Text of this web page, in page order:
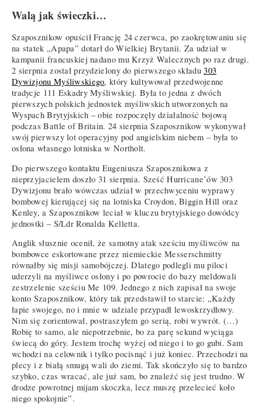
Walą jak świeczki…
Szaposznikow opuścił Francję 24 czerwca, po zaokrętowaniu się
na statek „Apapa” dotarł do Wielkiej Brytanii. Za udział w
kampanii francuskiej nadano mu Krzyż Walecznych po raz drugi.
2 sierpnia został przydzielony do pierwszego składu303
Dywizjonu Myśliwskiego, który kultywował przedwojenne
tradycje 111 Eskadry Myśliwskiej. Była to jedna z dwóch
pierwszych polskich jednostek myśliwskich utworzonych na
Wyspach Brytyjskich – obie rozpoczęły działalność bojową
podczas Battle of Britain. 24 sierpnia Szaposznikow wykonywał
swój pierwszy lot operacyjny pod angielskim niebem – była to
osłona własnego lotniska w Northolt.
Do pierwszego kontaktu Eugeniusza Szaposznikowa z
nieprzyjacielem doszło 31 sierpnia. Sześć Hurricane’ów 303
Dywizjonu brało wówczas udział w przechwyceniu wyprawy
bombowej kierującej się na lotniska Croydon, Biggin Hill oraz
Kenley, a Szaposznikow leciał w kluczu brytyjskiego dowódcy
jednostki – S/Ldr Ronalda Kelletta.
Anglik słusznie ocenił, że samotny atak sześciu myśliwców na
bombowce eskortowane przez niemieckie Messerschmitty
równałby się misji samobójczej. Dlatego podlegli mu piloci
uderzyli na myśliwce osłony i po powrocie do bazy meldowali
zestrzelenie sześciu Me 109. Jednego z nich zapisał na swoje
konto Szaposznikow, który tak przedstawił to starcie: „Każdy
łapie swojego, no i mnie w udziale przypadł lewoskrzydłowy.
Nim się zorientował, postraszyłem go serią, robi wywrót. (…)
Robię to samo, ale niepotrzebnie, bo za parę sekund wyciąga
świecą do góry. Jestem trochę wyżej od niego i to go gubi. Sam
wchodzi na celownik i tylko pocisnąć i już koniec. Przechodzi na
plecy i z białą smugą wali do ziemi. Tak skończyło się to bardzo
szybko, czas wracać, ale już sam, bo znaleźć się jest trudno. W
drodze powrotnej mijam skoczka, lecz muszę przelecieć koło
niego spokojnie”.